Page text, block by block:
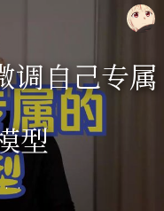
调自己专属
型